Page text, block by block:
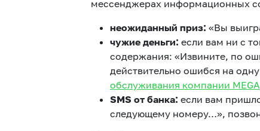
мессенджерах информационных
неожиданный приз: «Вы
чужие деньги: если вам ни с
содержания: «Извините, по
действительно ошибся на
обслуживания компании MEGA
SMS от банка: если вам
следующему номеру…»,